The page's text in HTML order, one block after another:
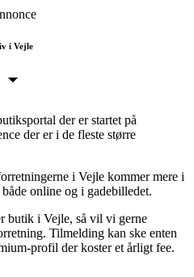
i Vejle
der er startet på
der er i de fleste større
i Vejle kommer mere i
online og i gadebilledet.
butik i Vejle, så vil vi gerne
Tilmelding kan ske enten
profil der koster et årligt fee.